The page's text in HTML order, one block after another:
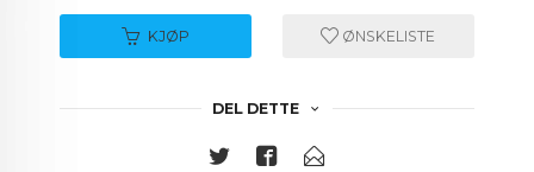
KJØP ØNSKELISTE
DEL DETTE